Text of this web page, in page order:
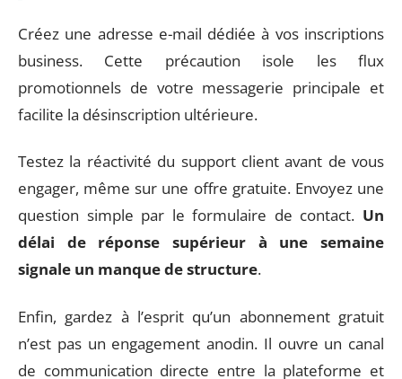
Créez une adresse e-mail dédiée à vos inscriptions
business. Cette précaution isole les flux
promotionnels de votre messagerie principale et
facilite la désinscription ultérieure.
Testez la réactivité du support client avant de vous
engager, même sur une offre gratuite. Envoyez une
question simple par le formulaire de contact. Un
délai de réponse supérieur à une semaine
signale un manque de structure.
Enfin, gardez à l’esprit qu’un abonnement gratuit
n’est pas un engagement anodin. Il ouvre un canal
de communication directe entre la plateforme et